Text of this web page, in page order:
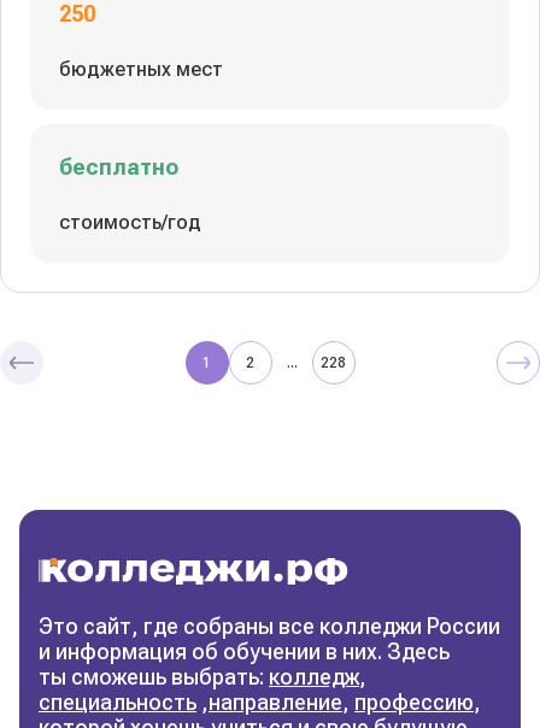
250
бюджетных мест
бесплатно
стоимость/год
колледж
Фильтры
Сбросить фильтры
1 2 ... 228
Это сайт, где собраны все колледжи России
и информация об обучении в них. Здесь
ты сможешь выбрать: колледж,
специальность ,направление, профессию,